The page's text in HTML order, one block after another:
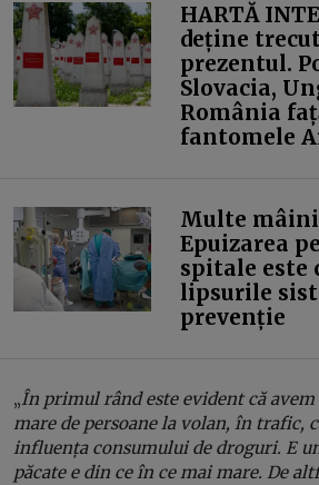
HARTĂ
deține
prezentul.
Slovacia,
România
fantomele
Multe
Epuizarea
spitale este
lipsurile
prevenție
„În primul rând este evident că
mare de persoane la volan, în trafic,
influența consumului de droguri. E
păcate e din ce în ce mai mare. De